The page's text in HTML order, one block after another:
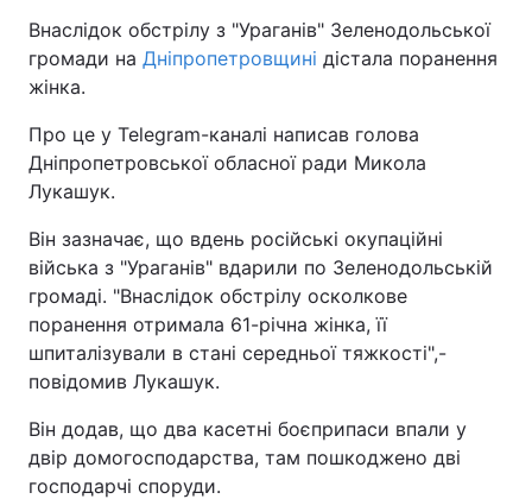
Внаслідок обстрілу з "Ураганів" Зеленодольської
громади на Дніпропетровщині дістала поранення
жінка.
Про це у Telegram-каналі написав голова
Дніпропетровської обласної ради Микола
Лукашук.
Він зазначає, що вдень російські окупаційні
війська з "Ураганів" вдарили по Зеленодольській
громаді. "Внаслідок обстрілу осколкове
поранення отримала 61-річна жінка, її
шпиталізували в стані середньої тяжкості",-
повідомив Лукашук.
Він додав, що два касетні боєприпаси впали у
двір домогосподарства, там пошкоджено дві
господарчі споруди.